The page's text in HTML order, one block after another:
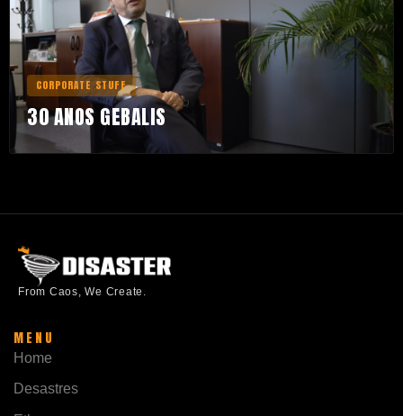
CORPORATE STUFF
30 ANOS GEBALIS
From Caos, We Create.
MENU
Home
Desastres